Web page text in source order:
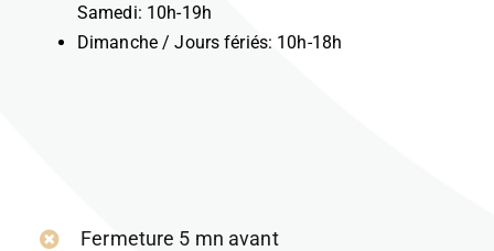
Samedi: 10h-19h
Dimanche / Jours fériés: 10h-18h
Fermeture 5 mn avant